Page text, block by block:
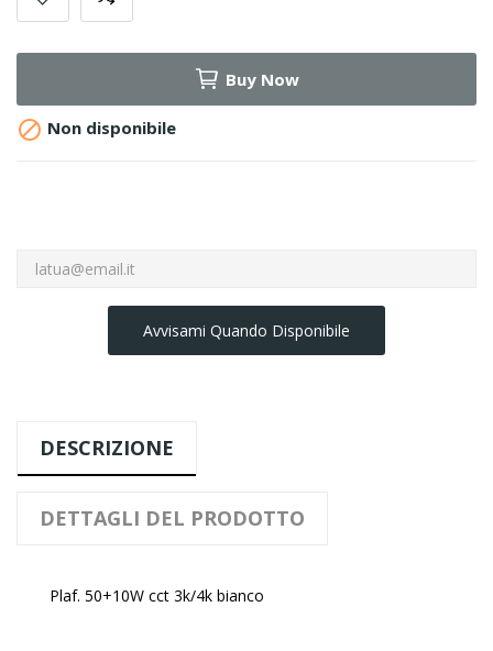
Buy Now
 Non disponibile
Avvisami Quando Disponibile
DESCRIZIONE
DETTAGLI DEL PRODOTTO
Plaf. 50+10W cct 3k/4k bianco